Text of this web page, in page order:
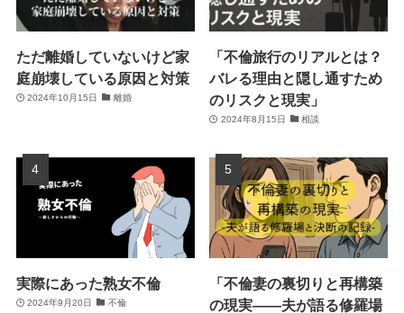
ただ離婚していないけど家
庭崩壊している原因と対策
2024年10月15日 離婚
「不倫旅行のリアルとは？
バレる理由と隠し通すため
のリスクと現実」
2024年8月15日 相談
実際にあった熟女不倫
2024年9月20日 不倫
「不倫妻の裏切りと再構築
の現実――夫が語る修羅場